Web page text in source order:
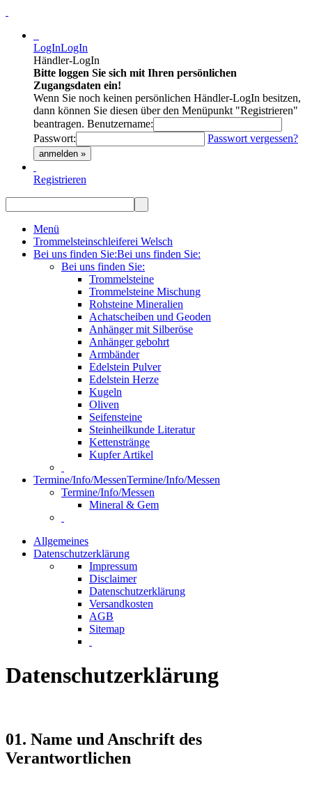
LogInLogIn
Händler-LogIn
Bitte loggen Sie sich mit Ihren persönlichen
Zugangsdaten ein!
Wenn Sie noch keinen persönlichen Händler-LogIn besitzen,
dann können Sie diesen über den Menüpunkt "Registrieren"
beantragen. Benutzername:
Passwort:
Passwort vergessen?
anmelden »
Registrieren
Menü
Trommelsteinschleiferei Welsch
Bei uns finden Sie:Bei uns finden Sie:
Bei uns finden Sie:
Trommelsteine
Trommelsteine Mischung
Rohsteine Mineralien
Achatscheiben und Geoden
Anhänger mit Silberöse
Anhänger gebohrt
Armbänder
Edelstein Pulver
Edelstein Herze
Kugeln
Oliven
Seifensteine
Steinheilkunde Literatur
Kettenstränge
Kupfer Artikel
Termine/Info/MessenTermine/Info/Messen
Termine/Info/Messen
Mineral & Gem
Allgemeines
Datenschutzerklärung
Impressum
Disclaimer
Datenschutzerklärung
Versandkosten
AGB
Sitemap
Datenschutzerklärung
01. Name und Anschrift des
Verantwortlichen